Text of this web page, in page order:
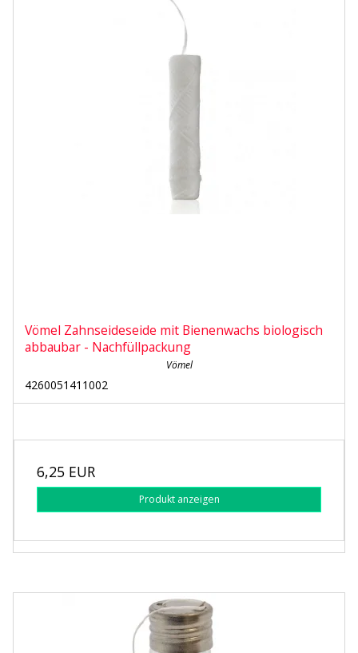
Vömel Zahnseideseide mit Bienenwachs biologisch
abbaubar - Nachfüllpackung
Vömel
4260051411002
6,25 EUR
Produkt anzeigen